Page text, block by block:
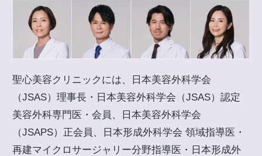
聖心美容クリニックには、日本美容外科学会
（JSAS）理事長・日本美容外科学会（JSAS）認定
美容外科専門医・会員、日本美容外科学会
（JSAPS）正会員、日本形成外科学会 領域指導医・
再建マイクロサージャリー分野指導医・日本形成外